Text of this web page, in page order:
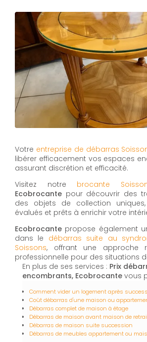
Votre entreprise de débarras
libérer efficacement vos espaces
assurant discrétion et efficacité.
Visitez notre brocante
Ecobrocante pour découvrir des
des objets de collection uniques,
évalués et prêts à enrichir votre
Ecobrocante propose également
dans le débarras suite au
Soissons, offrant une approche
professionnelle pour des situations
En plus de ses services : Prix
encombrants, Ecobrocante vous
Comment vider un logement après
Coût débarras d'une maison ou
Débarras complet de maison à étage
Débarras de maison avant maison de
Débarras de maison suite succession
Débarras de meubles appartement ou